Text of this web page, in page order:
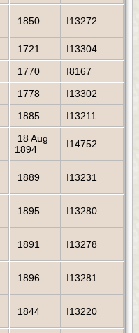
1850 I13272
1721
I13304
1770
I8167
1778
I13302
1885 I13211
18 Aug
1894
I14752
1889 I13231
1895 I13280
1891 I13278
1896 I13281
1844 I13220